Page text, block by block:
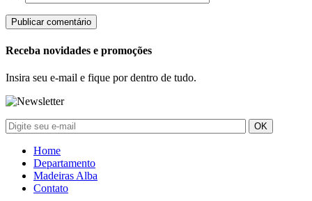
Receba novidades e promoções
Insira seu e-mail e fique por dentro de tudo.
Home
Departamento
Madeiras Alba
Contato